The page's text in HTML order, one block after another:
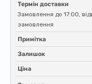
Термін доставки
Замовлення до 17:00,
замовлення
Примітка
Залишок
Ціна